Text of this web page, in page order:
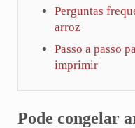
Perguntas
arroz
Passo a passo
imprimir
Pode congelar